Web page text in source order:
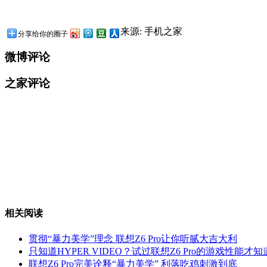
分享给你的圈子 来源: 手机之家
微博评论
之家评论
相关阅读
贯彻“暴力美学”理念 联想Z6 Pro让你听腻大吉大利
只知道HYPER VIDEO？试过联想Z6 Pro的游戏性能才知
联想Z6 Pro完美诠释“暴力美学” 利落吃鸡刺激到底